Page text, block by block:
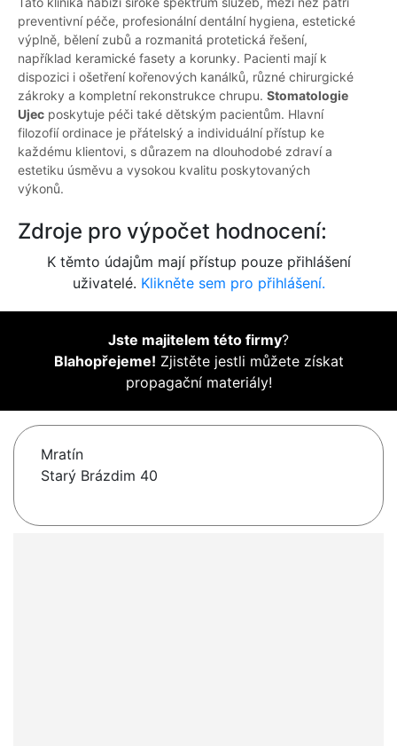
preventivní péče, profesionální dentální hygiena, estetické
výplně, bělení zubů a rozmanitá protetická řešení,
například keramické fasety a korunky. Pacienti mají k
dispozici i ošetření kořenových kanálků, různé chirurgické
zákroky a kompletní rekonstrukce chrupu. Stomatologie
Ujec poskytuje péči také dětským pacientům. Hlavní
filozofií ordinace je přátelský a individuální přístup ke
každému klientovi, s důrazem na dlouhodobé zdraví a
estetiku úsměvu a vysokou kvalitu poskytovaných
výkonů.
Zdroje pro výpočet hodnocení:
K těmto údajům mají přístup pouze přihlášení
uživatelé. Klikněte sem pro přihlášení.
Jste majitelem této firmy?
Blahopřejeme! Zjistěte jestli můžete získat
propagační materiály!
Mratín
Starý Brázdim 40